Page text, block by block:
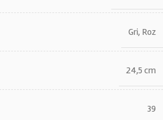
Gri, Roz
24,5 cm
39